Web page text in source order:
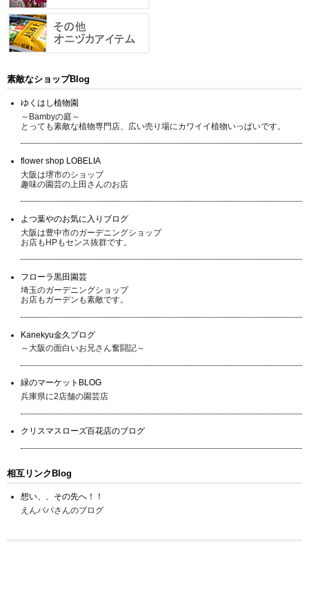
素敵なショップBlog
ゆくはし植物園
～Bambyの庭～
とっても素敵な植物専門店、広い売り場にカワイイ植物いっぱいです。
flower shop LOBELIA
大阪は堺市のショップ
趣味の園芸の上田さんのお店
よつ葉やのお気に入りブログ
大阪は豊中市のガーデニングショップ
お店もHPもセンス抜群です。
フローラ黒田園芸
埼玉のガーデニングショップ
お店もガーデンも素敵です。
Kanekyu金久ブログ
～大阪の面白いお兄さん奮闘記～
緑のマーケットBLOG
兵庫県に2店舗の園芸店
クリスマスローズ百花店のブログ
相互リンクBlog
想い、、その先へ！！
えんパパさんのブログ